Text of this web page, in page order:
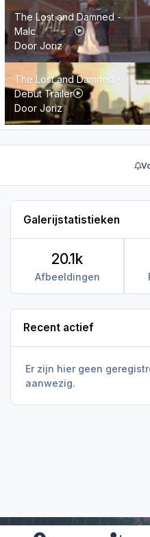
The Lost and Damned - Malc
The Lost and Damned -
Malc
Door Joriz
The Lost and Damned - Debut
The Lost and Damned -
Debut Trailer
Door Joriz
Galerijstatistieken
Afbeeldingen
20.1k
Recent actief
Er zijn hier geen
aanwezig.